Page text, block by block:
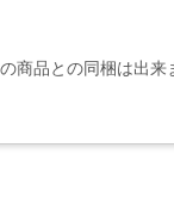
品との同梱は出来